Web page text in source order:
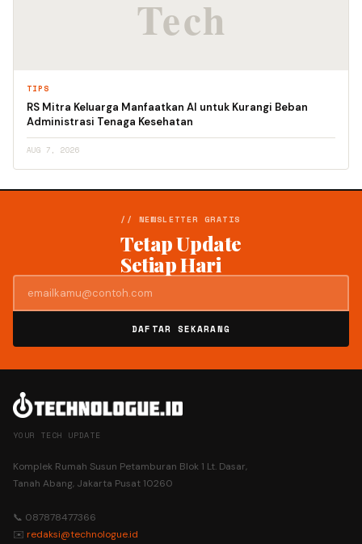
TIPS
RS Mitra Keluarga Manfaatkan AI untuk Kurangi Beban
Administrasi Tenaga Kesehatan
AUG 7, 2026
// NEWSLETTER GRATIS
Tetap Update
Setiap Hari
DAFTAR SEKARANG
YOUR TECH UPDATE
Komplek Rumah Susun Petamburan Blok 1 Lt. Dasar,
Tanah Abang, Jakarta Pusat 10260
📞 087878477366
✉️ redaksi@technologue.id